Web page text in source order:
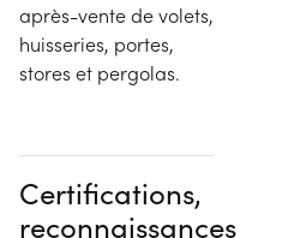
après-vente de volets,
huisseries, portes,
stores et pergolas.
Certifications,
reconnaissances